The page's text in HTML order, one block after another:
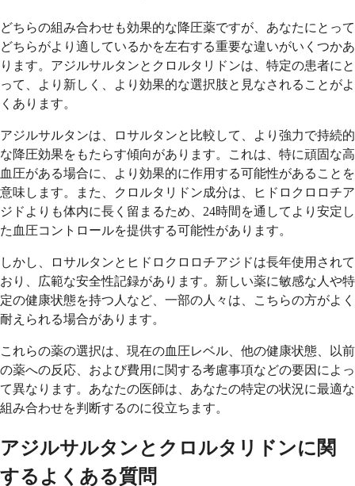
どちらの組み合わせも効果的な降圧薬ですが、あなたにとって
どちらがより適しているかを左右する重要な違いがいくつかあ
ります。アジルサルタンとクロルタリドンは、特定の患者にと
って、より新しく、より効果的な選択肢と見なされることがよ
くあります。
アジルサルタンは、ロサルタンと比較して、より強力で持続的
な降圧効果をもたらす傾向があります。これは、特に頑固な高
血圧がある場合に、より効果的に作用する可能性があることを
意味します。また、クロルタリドン成分は、ヒドロクロロチア
ジドよりも体内に長く留まるため、24時間を通してより安定し
た血圧コントロールを提供する可能性があります。
しかし、ロサルタンとヒドロクロロチアジドは長年使用されて
おり、広範な安全性記録があります。新しい薬に敏感な人や特
定の健康状態を持つ人など、一部の人々は、こちらの方がよく
耐えられる場合があります。
これらの薬の選択は、現在の血圧レベル、他の健康状態、以前
の薬への反応、および費用に関する考慮事項などの要因によっ
て異なります。あなたの医師は、あなたの特定の状況に最適な
組み合わせを判断するのに役立ちます。
アジルサルタンとクロルタリドンに関
するよくある質問